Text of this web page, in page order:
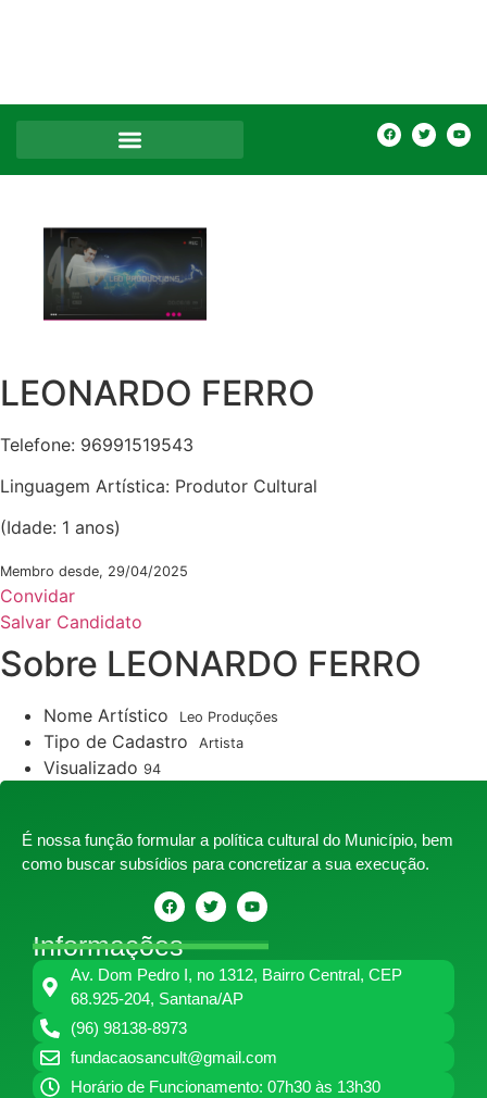
LEONARDO FERRO
Telefone: 96991519543
Linguagem Artística: Produtor Cultural
(Idade: 1 anos)
Membro desde, 29/04/2025
Convidar
Salvar Candidato
Sobre LEONARDO FERRO
Nome Artístico Leo Produções
Tipo de Cadastro Artista
Visualizado 94
É nossa função formular a política cultural do Município, bem
como buscar subsídios para concretizar a sua execução.
Informações
Av. Dom Pedro I, no 1312, Bairro Central, CEP
68.925-204, Santana/AP
(96) 98138-8973
fundacaosancult@gmail.com
Horário de Funcionamento: 07h30 às 13h30